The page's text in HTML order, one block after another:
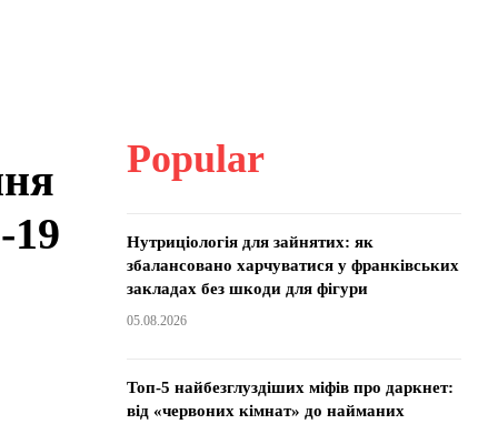
19
Popular
Нутриціологія для зайнятих: як
збалансовано харчуватися у франківських
закладах без шкоди для фігури
05.08.2026
Топ-5 найбезглуздіших міфів про даркнет:
від «червоних кімнат» до найманих